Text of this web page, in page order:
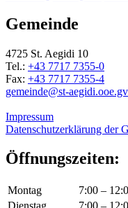
Gemeinde
4725 St. Aegidi 10
Tel.: +43 7717 7355-0
Fax: +43 7717 7355-4
gemeinde@st-
Impressum
Datenschutzerklärung der
Öffnungszeiten:
Montag 7:00 –